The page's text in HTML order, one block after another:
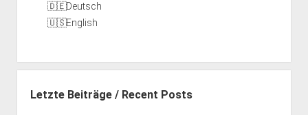
Deutsch
English
Letzte Beiträge / Recent Posts